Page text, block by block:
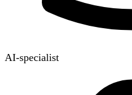
AI-specialist